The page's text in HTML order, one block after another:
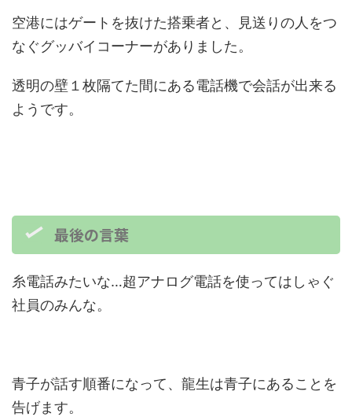
空港にはゲートを抜けた搭乗者と、見送りの人をつ
なぐグッバイコーナーがありました。
透明の壁１枚隔てた間にある電話機で会話が出来る
ようです。
最後の言葉
糸電話みたいな…超アナログ電話を使ってはしゃぐ
社員のみんな。
青子が話す順番になって、龍生は青子にあることを
告げます。